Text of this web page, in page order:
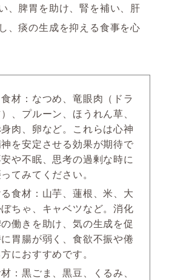
、脾胃を助け、腎を補い、肝
、痰の生成を抑える食事を心
材：なつめ、竜眼肉（ドラ
、プルーン、ほうれん草、
肉、卵など。これらは心神
を安定させる効果が期待で
や不眠、思考の過剰な時に
てみてください。
食材：山芋、蓮根、米、大
ちゃ、キャベツなど。消化
働きを助け、気の生成を促
胃腸が弱く、食欲不振や倦
におすすめです。
：黒ごま、黒豆、くるみ、